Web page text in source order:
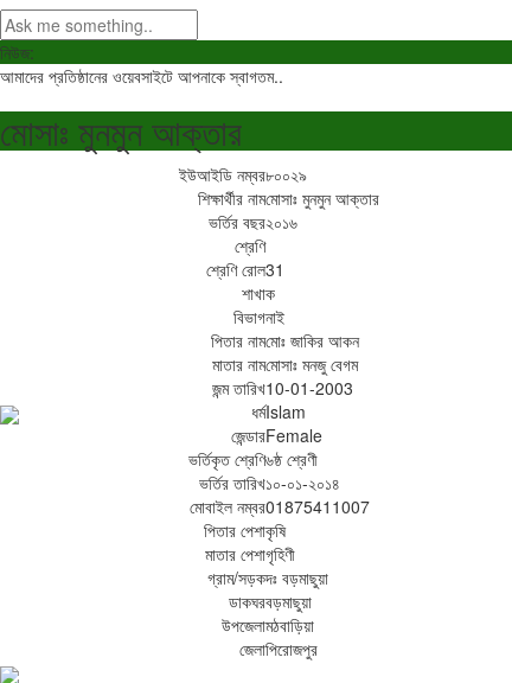
নিউজ:
আমাদের প্রতিষ্ঠানের ওয়েবসাইটে আপনাকে স্বাগতম..
মোসাঃ মুনমুন আক্তার
ইউআইডি নম্বর৮০০২৯
শিক্ষার্থীর নামমোসাঃ মুনমুন আক্তার
ভর্তির বছর২০১৬
শ্রেণি
শ্রেণি রোল31
শাখাক
বিভাগনাই
পিতার নামমোঃ জাকির আকন
মাতার নামমোসাঃ মনজু বেগম
জন্ম তারিখ10-01-2003
ধর্মIslam
জেন্ডারFemale
ভর্তিকৃত শ্রেণি৬ষ্ঠ শ্রেণী
ভর্তির তারিখ১০-০১-২০১৪
মোবাইল নম্বর01875411007
পিতার পেশাকৃষি
মাতার পেশাগৃহিণী
গ্রাম/সড়কদঃ বড়মাছুয়া
ডাকঘরবড়মাছুয়া
উপজেলামঠবাড়িয়া
জেলাপিরোজপুর